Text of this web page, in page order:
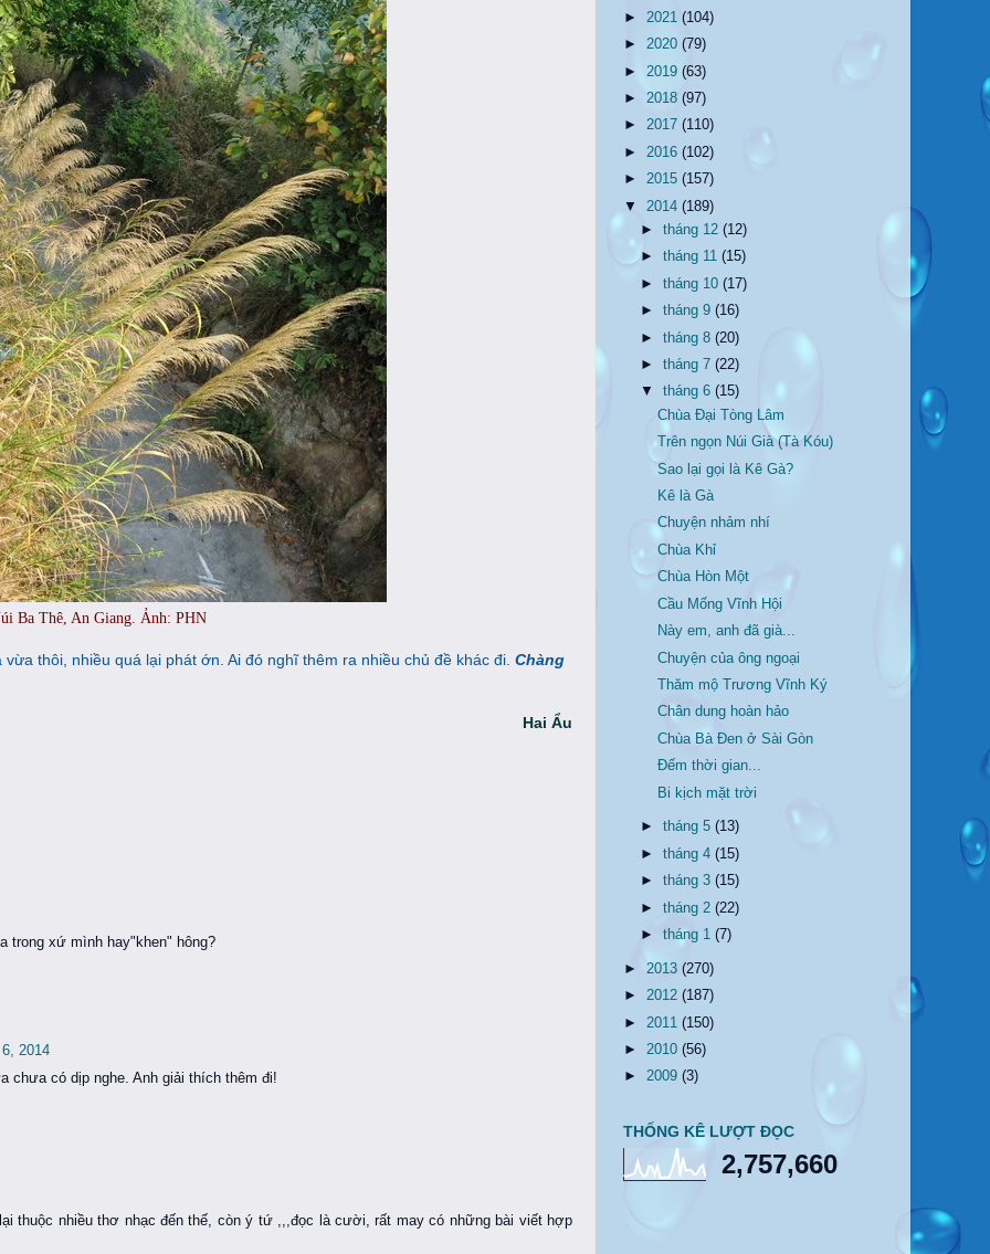
Ba Thê, An Giang. Ảnh: PHN
thôi, nhiều quá lại phát ớn. Ai đó nghĩ thêm ra nhiều chủ đề khác đi. Chàng
Hai Ẩu
trong xứ mình hay"khen" hông?
2014
chưa có dịp nghe. Anh giải thích thêm đi!
thuộc nhiều thơ nhạc đến thế, còn ý tứ ,,,đọc là cười, rất may có những bài viết hợp
► 2021 (104)
► 2020 (79)
► 2019 (63)
► 2018 (97)
► 2017 (110)
► 2016 (102)
► 2015 (157)
▼ 2014 (189)
►tháng 12(12)
►tháng 11(15)
►tháng 10(17)
►tháng 9(16)
►tháng 8(20)
►tháng 7(22)
▼tháng 6(15)
Chùa Đại Tòng Lâm
Trên ngọn Núi Già (Tà Kóu)
Sao lại gọi là Kê Gà?
Kê là Gà
Chuyện nhảm nhí
Chùa Khỉ
Chùa Hòn Một
Cầu Mống Vĩnh Hội
Này em, anh đã già...
Chuyện của ông ngoại
Thăm mộ Trương Vĩnh Ký
Chân dung hoàn hảo
Chùa Bà Đen ở Sài Gòn
Đếm thời gian...
Bi kịch mặt trời
►tháng 5(13)
►tháng 4(15)
►tháng 3(15)
►tháng 2(22)
►tháng 1(7)
► 2013 (270)
► 2012 (187)
► 2011 (150)
► 2010 (56)
► 2009 (3)
THỐNG KÊ LƯỢT ĐỌC
2,757,660